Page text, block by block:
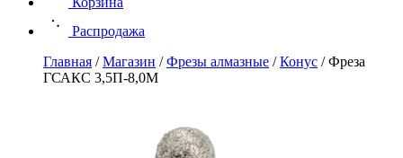
Распродажа
Главная /Магазин /Фрезы алмазные /Конус /Фреза
ГСАКС 3,5П-8,0М